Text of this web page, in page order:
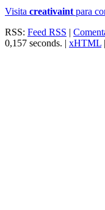
Visita creativaint para
RSS: Feed RSS |
0,157 seconds. | xHTML |